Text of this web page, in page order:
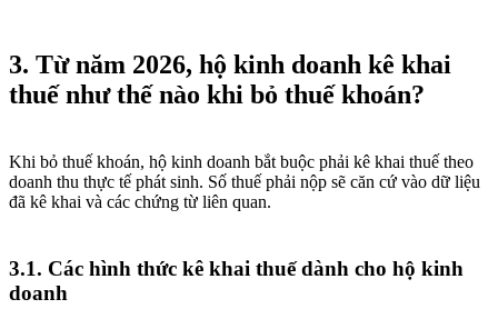
3. Từ năm 2026, hộ kinh doanh kê khai
thuế như thế nào khi bỏ thuế khoán?
Khi bỏ thuế khoán, hộ kinh doanh bắt buộc phải kê khai thuế theo
doanh thu thực tế phát sinh. Số thuế phải nộp sẽ căn cứ vào dữ liệu
đã kê khai và các chứng từ liên quan.
3.1. Các hình thức kê khai thuế dành cho hộ kinh
doanh